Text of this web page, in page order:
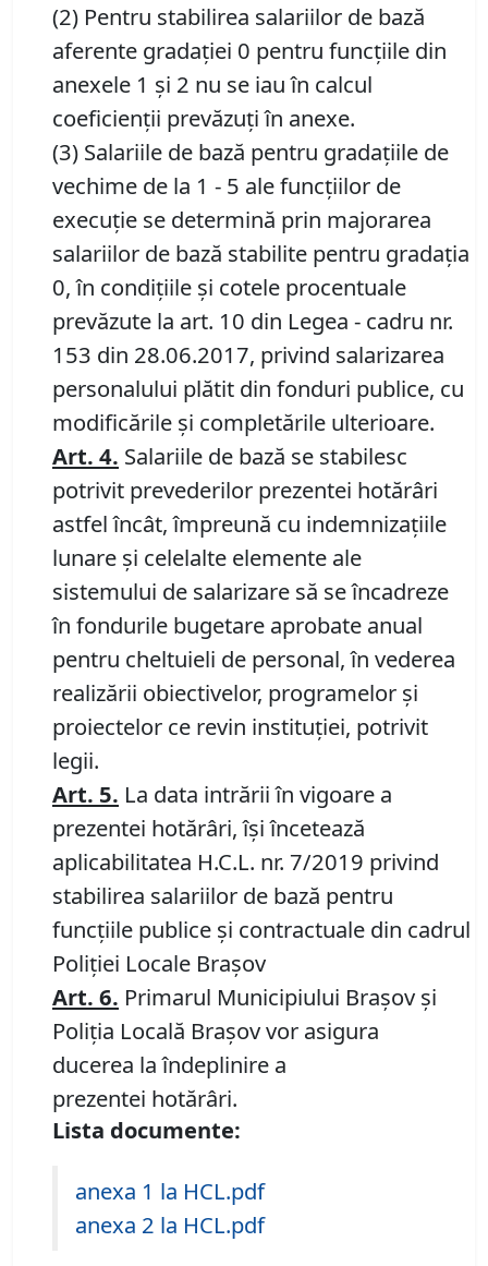
(2) Pentru stabilirea salariilor de bază
aferente gradației 0 pentru funcțiile din
anexele 1 și 2 nu se iau în calcul
coeficienții prevăzuți în anexe.
(3) Salariile de bază pentru gradaţiile de
vechime de la 1 - 5 ale funcţiilor de
execuţie se determină prin majorarea
salariilor de bază stabilite pentru gradaţia
0, în condiţiile şi cotele procentuale
prevăzute la art. 10 din Legea - cadru nr.
153 din 28.06.2017, privind salarizarea
personalului plătit din fonduri publice, cu
modificările şi completările ulterioare.
Art. 4. Salariile de bază se stabilesc
potrivit prevederilor prezentei hotărâri
astfel încât, împreună cu indemnizaţiile
lunare şi celelalte elemente ale
sistemului de salarizare să se încadreze
în fondurile bugetare aprobate anual
pentru cheltuieli de personal, în vederea
realizării obiectivelor, programelor şi
proiectelor ce revin instituţiei, potrivit
legii.
Art. 5. La data intrării în vigoare a
prezentei hotărâri, îşi încetează
aplicabilitatea H.C.L. nr. 7/2019 privind
stabilirea salariilor de bază pentru
funcţiile publice şi contractuale din cadrul
Poliției Locale Brașov
Art. 6. Primarul Municipiului Brașov și
Poliția Locală Brașov vor asigura
ducerea la îndeplinire a
prezentei hotărâri.
Lista documente:
anexa 1 la HCL.pdf
anexa 2 la HCL.pdf